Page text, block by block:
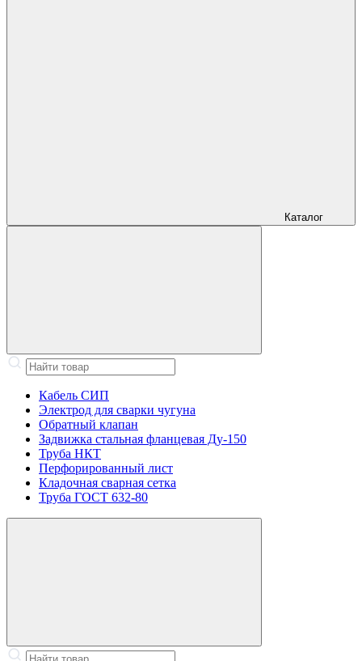
Каталог
Кабель СИП
Электрод для сварки чугуна
Обратный клапан
Задвижка стальная фланцевая Ду-150
Труба НКТ
Перфорированный лист
Кладочная сварная сетка
Труба ГОСТ 632-80